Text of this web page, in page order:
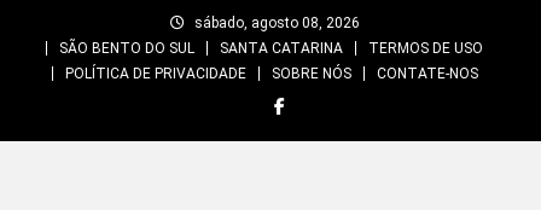
sábado, agosto 08, 2026
SÃO BENTO DO SUL
SANTA CATARINA
TERMOS DE USO
POLÍTICA DE PRIVACIDADE
SOBRE NÓS CONTATE-NOS